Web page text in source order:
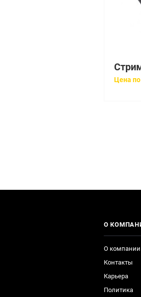
Цена по
О
О компании
Контакты
Карьера
Политика